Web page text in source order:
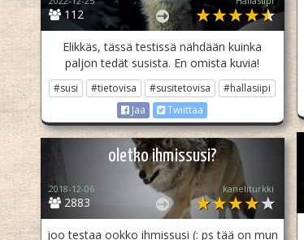
112
Elikkäs, tässä testissä nähdään kuinka
paljon tedät susista. En omista kuvia!
#susi #tietovisa #susitetovisa
#hallasiipi
Jaa
Twiittaa
oletko ihmissusi?
2883
2018-12-06 kaneliturkki
joo testaa ookko ihmissusi (: ps tää on mun